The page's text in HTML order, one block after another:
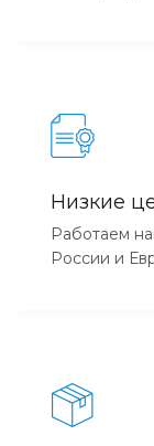
Низкие
Работаем
России и